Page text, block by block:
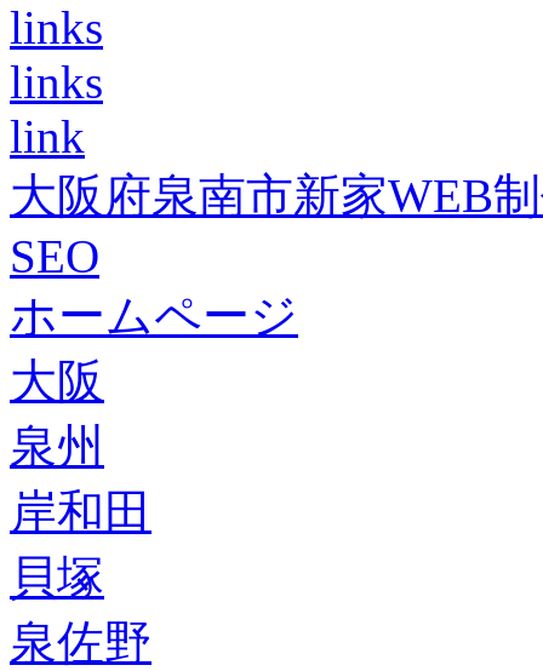
links
links
link
大阪府泉南市新家WEB
SEO
ホームページ
大阪
泉州
岸和田
貝塚
泉佐野